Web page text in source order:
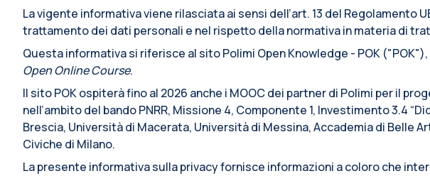
La vigente informativa viene rilasciata ai sensi dell’art. 13 del Regolamento
trattamento dei dati personali e nel rispetto della normativa in materia di
Questa informativa si riferisce al sito Polimi Open Knowledge - POK
Open Online Course.
Il sito POK ospiterà fino al 2026 anche i MOOC dei partner di Polimi per il
nell’ambito del bando PNRR, Missione 4, Componente 1, Investimento 3.4
Brescia, Università di Macerata, Università di Messina, Accademia di Belle
Civiche di Milano.
La presente informativa sulla privacy fornisce informazioni a coloro che